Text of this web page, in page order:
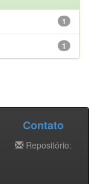
1
1
Contato
Repositório: